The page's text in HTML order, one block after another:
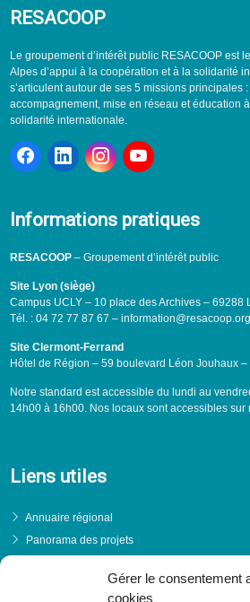
Gérer le consentement
cookies
RESACOOP
Le groupement d’intérêt public RESACOOP est
Alpes d’appui à la coopération et à la solidarité
s’articulent autour de ses 5 missions principales
accompagnement, mise en réseau et éducation
solidarité internationale.
Informations pratiques
RESACOOP– Groupement d’intérêt public
Site Lyon (siège)
Campus UCLY – 10 place des Archives – 69288
Tél. : 04 72 77 87 67 – information@resacoop.org
Site Clermont-Ferrand
Hôtel de Région – 59 boulevard Léon Jouhaux
Notre standard est accessible du lundi au
14h00 à 16h00. Nos locaux sont accessibles
Liens utiles
Annuaire régional
Panorama des projets